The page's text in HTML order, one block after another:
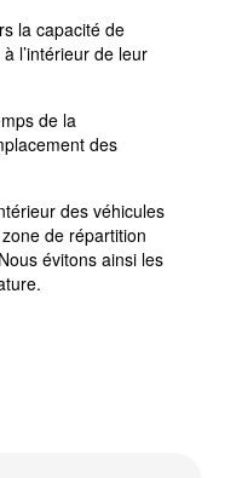
la capacité de
l’intérieur de leur
de la
des
des véhicules
de répartition
évitons ainsi les